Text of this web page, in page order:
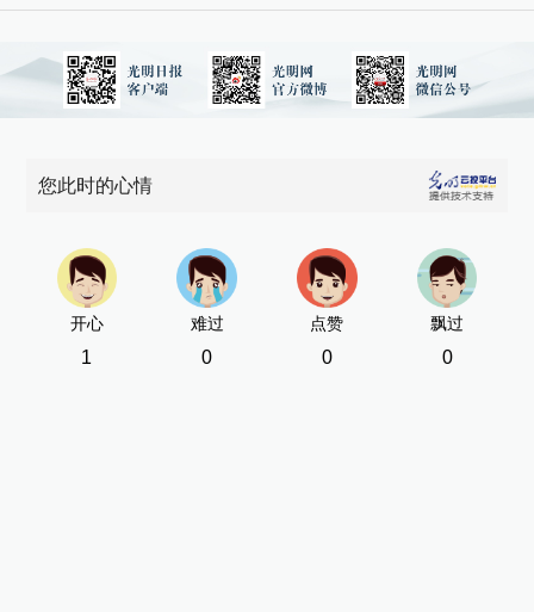
您此时的心情
开心
1
难过
0
点赞
0
飘过
0